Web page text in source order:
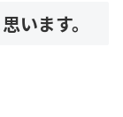
います。